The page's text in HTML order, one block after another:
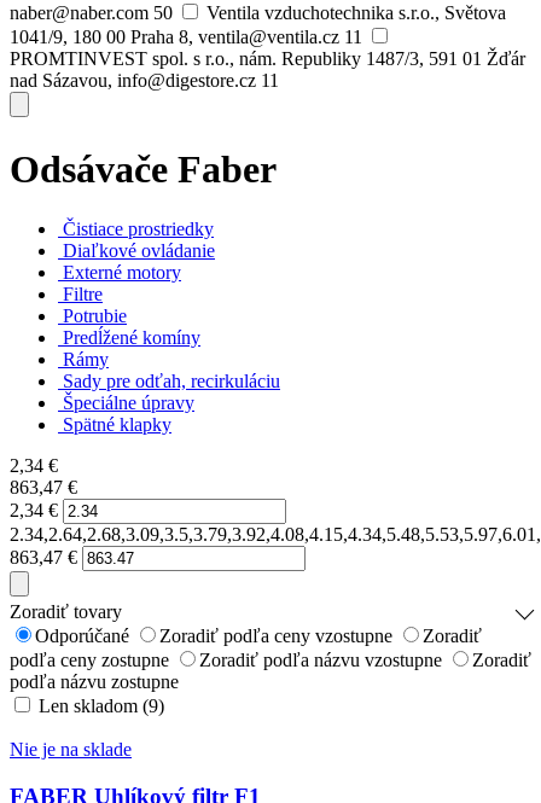
naber@naber.com 50
Ventila vzduchotechnika s.r.o., Světova
1041/9, 180 00 Praha 8, ventila@ventila.cz 11
PROMTINVEST spol. s r.o., nám. Republiky 1487/3, 591 01 Žďár
nad Sázavou, info@digestore.cz 11
Odsávače Faber
Čistiace prostriedky
Diaľkové ovládanie
Externé motory
Filtre
Potrubie
Predĺžené komíny
Rámy
Sady pre odťah, recirkuláciu
Špeciálne úpravy
Spätné klapky
2,34 €
863,47 €
2,34 €
863,47 €
Zoradiť tovary
Odporúčané
Zoradiť podľa ceny vzostupne
Zoradiť
podľa ceny zostupne
Zoradiť podľa názvu vzostupne
Zoradiť
podľa názvu zostupne
Len skladom (9)
Nie je na sklade
FABER Uhlíkový filtr F1